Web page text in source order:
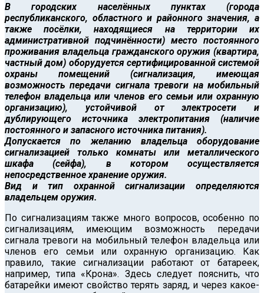
В городских населённых пунктах (города
республиканского, областного и районного значения, а
также посёлки, находящиеся на территории их
административной подчинённости) место постоянного
проживания владельца гражданского оружия (квартира,
частный дом) оборудуется сертифицированной системой
охраны помещений (сигнализация, имеющая
возможность передачи сигнала тревоги на мобильный
телефон владельца или членов его семьи или охранную
организацию), устойчивой от электросети и
дублирующего источника электропитания (наличие
постоянного и запасного источника питания).
Допускается по желанию владельца оборудование
сигнализацией только комнаты или металлического
шкафа (сейфа), в котором осуществляется
непосредственное хранение оружия.
Вид и тип охранной сигнализации определяются
владельцем оружия.
По сигнализациям также много вопросов, особенно по
сигнализациям, имеющим возможность передачи
сигнала тревоги на мобильный телефон владельца или
членов его семьи или охранную организацию. Как
правило, такие сигнализации работают от батареек,
например, типа «Крона». Здесь следует пояснить, что
батарейки имеют свойство терять заряд, и через какое-